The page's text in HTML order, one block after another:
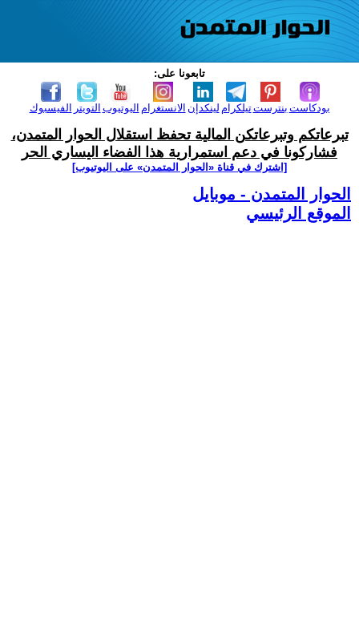
تابعونا على:
الفيسبوك التويتر اليوتيوب الانستغرام لينكدإن تيلكرامبنترست بودكاست
تبرعاتكم وتبرعاتكن المالية تحفظ استقلال الحوار المتمدن،
فشاركونا في دعم استمرارية هذا الفضاء اليساري الحر
[اشترك في قناة ‫«الحوار المتمدن» على اليوتيوب]
الحوار المتمدن - موبايل
الموقع الرئيسي